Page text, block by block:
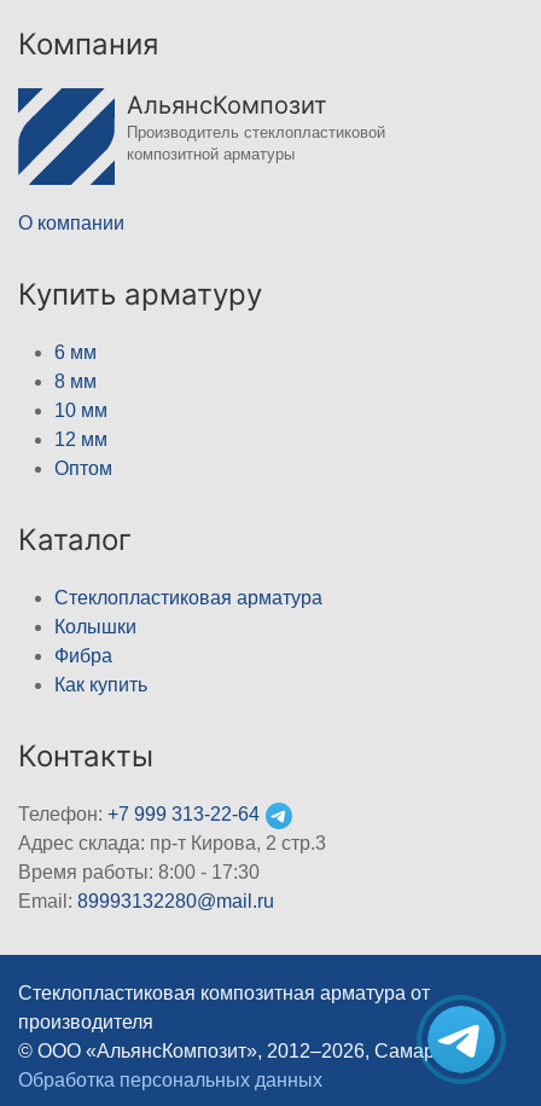
Компания
АльянсКомпозит
Производитель стеклопластиковой
композитной арматуры
О компании
Купить арматуру
6 мм
8 мм
10 мм
12 мм
Оптом
Каталог
Стеклопластиковая арматура
Колышки
Фибра
Как купить
Контакты
Телефон: +7 999 313-22-64
Адрес склада: пр-т Кирова, 2 стр.3
Время работы: 8:00 - 17:30
Email: 89993132280@mail.ru
Стеклопластиковая композитная арматура от
производителя
© ООО «АльянсКомпозит», 2012–2026, Самара
|
Обработка персональных данных